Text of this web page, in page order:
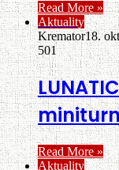
Read More »
Aktuality
Kremator18.
501
Read More »
Aktuality